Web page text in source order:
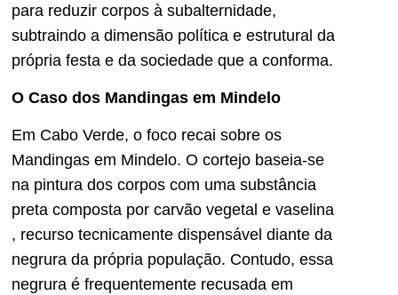
para reduzir corpos à subalternidade,
subtraindo a dimensão política e estrutural da
própria festa e da sociedade que a conforma.
O Caso dos Mandingas em Mindelo
Em Cabo Verde, o foco recai sobre os
Mandingas em Mindelo. O cortejo baseia-se
na pintura dos corpos com uma substância
preta composta por carvão vegetal e vaselina
, recurso tecnicamente dispensável diante da
negrura da própria população. Contudo, essa
negrura é frequentemente recusada em